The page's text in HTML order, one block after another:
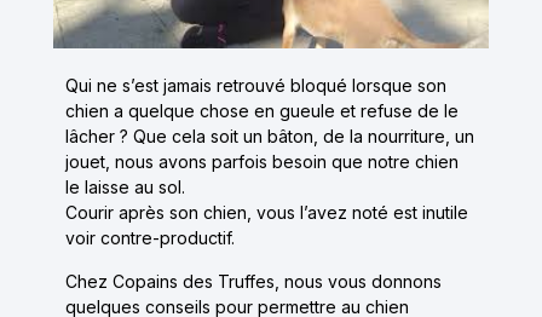
Qui ne s’est jamais retrouvé bloqué lorsque son
chien a quelque chose en gueule et refuse de le
lâcher ? Que cela soit un bâton, de la nourriture, un
jouet, nous avons parfois besoin que notre chien
le laisse au sol.
Courir après son chien, vous l’avez noté est inutile
voir contre-productif.
Chez Copains des Truffes, nous vous donnons
quelques conseils pour permettre au chien